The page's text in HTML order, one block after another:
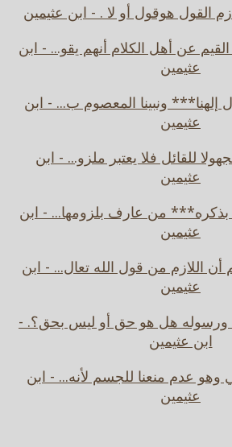
القول هوقول أو لا . - ابن عثيمين
عن أهل الكلام أنهم يقو... - ابن
عثيمين
إلهنا*** ونبينا المعصوم ب... - ابن
عثيمين
للقائل فلا يعتبر ملزو... - ابن
عثيمين
بذكره*** من عارف بلزومها... - ابن
عثيمين
اللازم من قول الله تعال... - ابن
عثيمين
ورسوله هل هو حق أو ليس بحق؟. -
ابن عثيمين
وهو عدم منعنا للجسم لأنه... - ابن
عثيمين